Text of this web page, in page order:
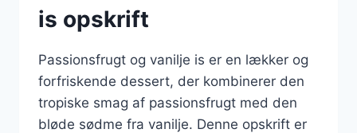
is opskrift
Passionsfrugt og vanilje is er en lækker og
forfriskende dessert, der kombinerer den
tropiske smag af passionsfrugt med den
bløde sødme fra vanilje. Denne opskrift er